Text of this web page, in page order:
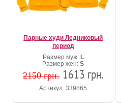
Парные худи Ледниковый
период
Размер муж: L
Размер жен:S
2150 грн. 1613 грн.
Артикул: 339865